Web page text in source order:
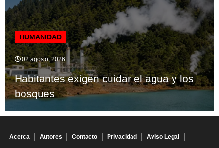
HUMANIDAD
02 agosto, 2026
Habitantes exigen cuidar el agua y los
bosques
Acerca Autores Contacto Privacidad Aviso Legal